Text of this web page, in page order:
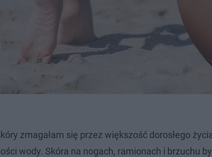
zmagałam się przez większość dorosłego
wody. Skóra na nogach, ramionach i brzuchu